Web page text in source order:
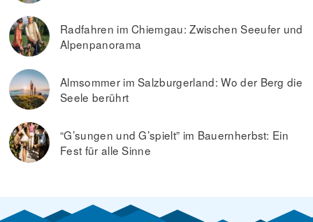
Radfahren im Chiemgau: Zwischen Seeufer und
Alpenpanorama
Almsommer im Salzburgerland: Wo der Berg die
Seele berührt
“G’sungen und G’spielt” im Bauernherbst: Ein
Fest für alle Sinne